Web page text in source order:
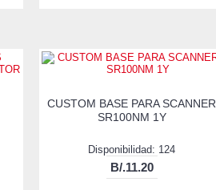
CUSTOM BASE PARA SCANNER
SR100NM 1Y
Disponibilidad: 124
B/.11.20